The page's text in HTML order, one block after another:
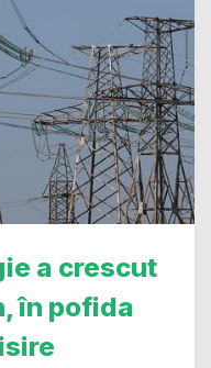
a crescut
în pofida